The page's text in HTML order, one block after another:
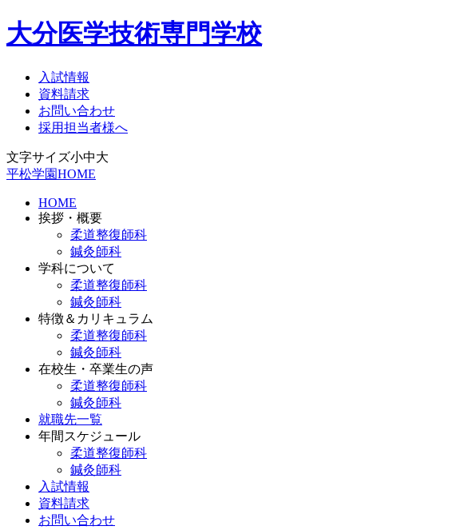
大分医学技術専門学校
入試情報
資料請求
お問い合わせ
採用担当者様へ
文字サイズ小中大
平松学園HOME
HOME
挨拶・概要
柔道整復師科
鍼灸師科
学科について
柔道整復師科
鍼灸師科
特徴＆カリキュラム
柔道整復師科
鍼灸師科
在校生・卒業生の声
柔道整復師科
鍼灸師科
就職先一覧
年間スケジュール
柔道整復師科
鍼灸師科
入試情報
資料請求
お問い合わせ